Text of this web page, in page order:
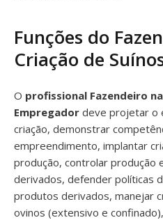
Funções do
Criação de
O profissional Fazendeiro
Empregador deve projetar o
criação, demonstrar
empreendimento, implantar
produção, controlar produção
derivados, defender políticas
produtos derivados, manejar
ovinos (extensivo e